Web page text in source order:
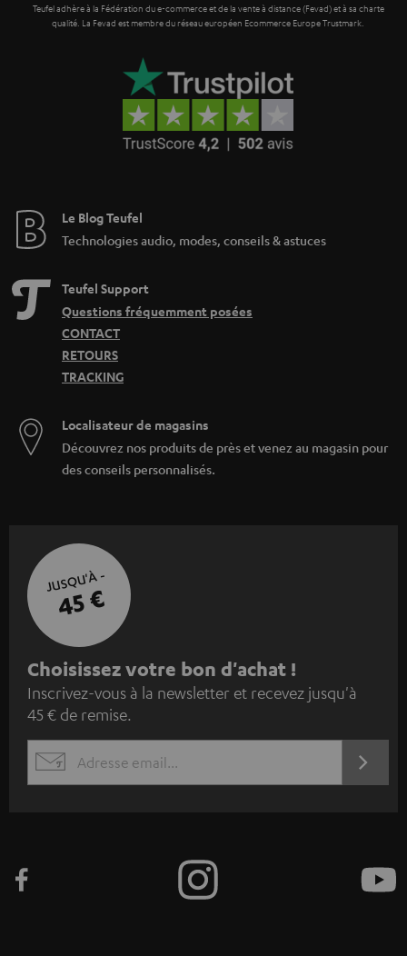
Teufel adhère à la Fédération du e-commerce et de la vente à distance (Fevad) et à sa charte
qualité. La Fevad est membre du réseau européen Ecommerce Europe Trustmark.
Le Blog Teufel
Technologies audio, modes, conseils & astuces
Teufel Support
Questions fréquemment posées
CONTACT
RETOURS
TRACKING
Localisateur de magasins
Découvrez nos produits de près et venez au magasin pour
des conseils personnalisés.
JUSQU'À -
45 €
I
n
s
c
r
z
Choisissez votre bon d'achat !
Inscrivez-vous à la newsletter et recevez jusqu'à
45 € de remise.
EMAIL